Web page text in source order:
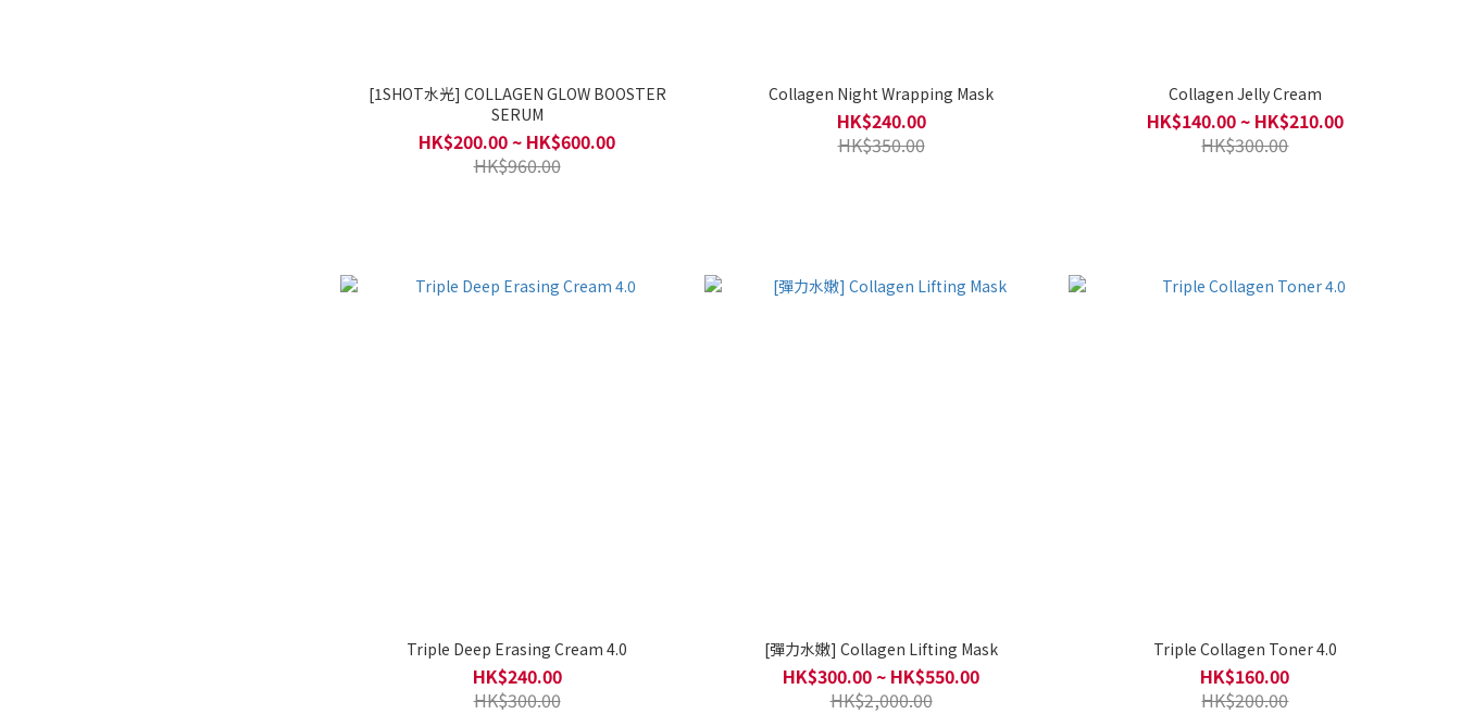
[1SHOT水光] COLLAGEN GLOW BOOSTER
SERUM
HK$200.00 ~ HK$600.00
HK$960.00
Collagen Night Wrapping Mask
HK$240.00
HK$350.00
Collagen Jelly Cream
HK$140.00 ~ HK$210.00
HK$300.00
Triple Deep Erasing Cream 4.0
HK$240.00
HK$300.00
[彈力水嫩] Collagen Lifting Mask
HK$300.00 ~ HK$550.00
HK$2,000.00
Triple Collagen Toner 4.0
HK$160.00
HK$200.00